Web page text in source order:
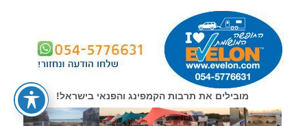
SKIP
MAIN
CONTENT
מובילים את תרבות הקמפינג והפנאי בישראל!